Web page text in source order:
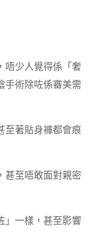
唔少人覺得係「奢
手術除咗係審美需
至著貼身褲都會痕
甚至唔敢面對親密
」一樣，甚至影響